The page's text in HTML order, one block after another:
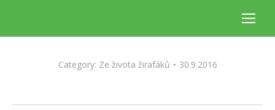
Category: Ze života žirafáků 30.9.2016